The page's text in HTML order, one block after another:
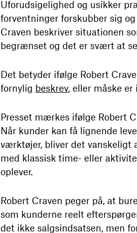
Uforudsigelighed og usikker
forventninger forskubber sig
Craven beskriver situationen
begrænset og det er svært at
Det betyder ifølge Robert
fornylig beskrev, eller måske
Presset mærkes ifølge Robert
Når kunder kan få lignende
værktøjer, bliver det vanskeligt
med klassisk time- eller
oplever.
Robert Craven peger på, at
som kunderne reelt
det ikke salgsindsatsen, men